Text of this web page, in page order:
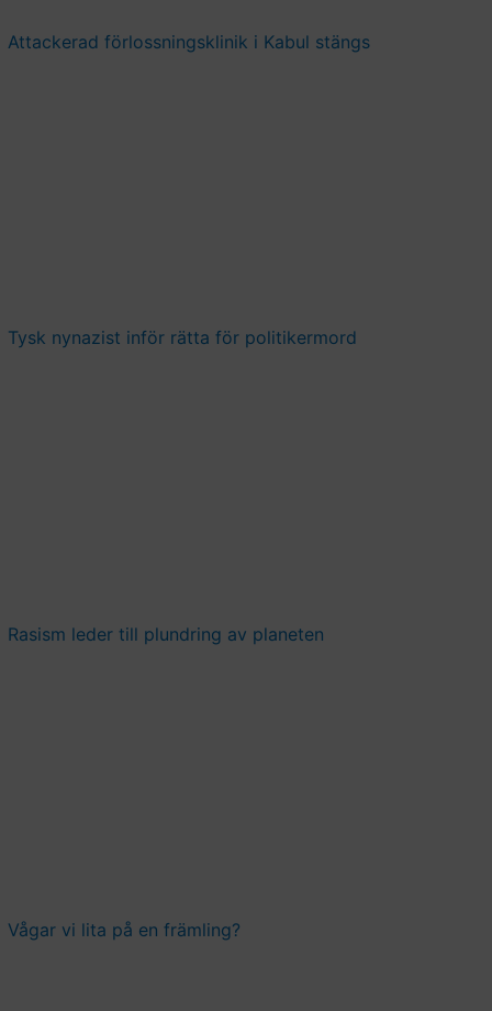
Attackerad förlossningsklinik i Kabul stängs
Tysk nynazist inför rätta för politikermord
Rasism leder till plundring av planeten
Vågar vi lita på en främling?